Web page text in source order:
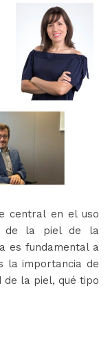
central en el uso
de la piel de la
es fundamental a
la importancia de
la piel, qué tipo